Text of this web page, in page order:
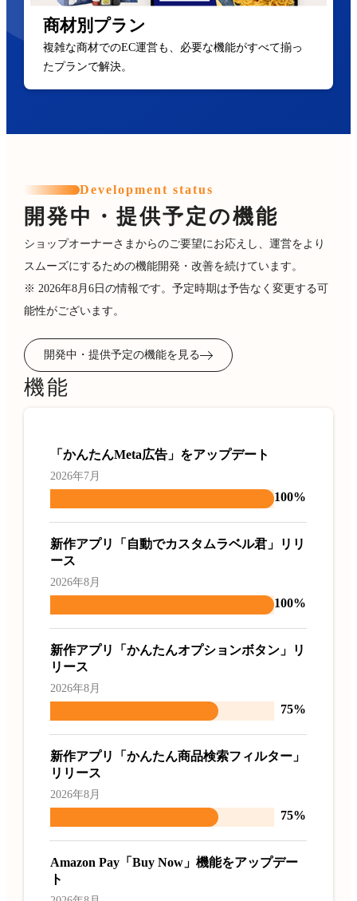
商材別プラン
複雑な商材でのEC運営も、必要な機能がすべて揃っ
たプランで解決。
Development status
開発中・提供予定の機能
ショップオーナーさまからのご要望にお応えし、運営をより
スムーズにするための機能開発・改善を続けています。
※ 2026年8月6日の情報です。予定時期は予告なく変更する可
能性がございます。
開発中・提供予定の機能を見る
機能
「かんたんMeta広告」をアップデート
2026年7月
100%
新作アプリ「自動でカスタムラベル君」リリ
ース
2026年8月
100%
新作アプリ「かんたんオプションボタン」リ
リース
2026年8月
75%
新作アプリ「かんたん商品検索フィルター」
リリース
2026年8月
75%
Amazon Pay「Buy Now」機能をアップデー
ト